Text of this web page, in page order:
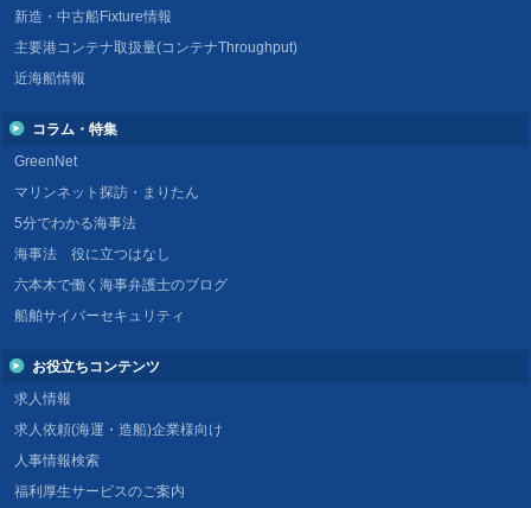
新造・中古船Fixture情報
主要港コンテナ取扱量(コンテナThroughput)
近海船情報
コラム・特集
GreenNet
マリンネット探訪・まりたん
5分でわかる海事法
海事法 役に立つはなし
六本木で働く海事弁護士のブログ
船舶サイバーセキュリティ
お役立ちコンテンツ
求人情報
求人依頼(海運・造船)企業様向け
人事情報検索
福利厚生サービスのご案内